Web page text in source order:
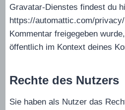
Gravatar-Dienstes findest du
https://automattic.com/
Kommentar freigegeben
öffentlich im Kontext deines
Rechte des Nutzers
Sie haben als Nutzer das